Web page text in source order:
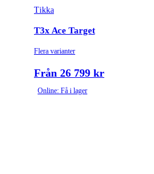
Tikka
T3x Ace Target
Flera varianter
Från 26 799 kr
Online: Få i lager